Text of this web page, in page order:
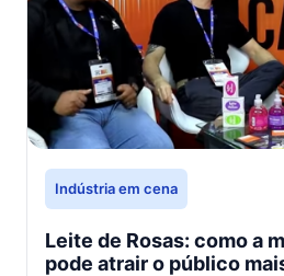
Indústria em cena
Leite de Rosas: como a
pode atrair o público